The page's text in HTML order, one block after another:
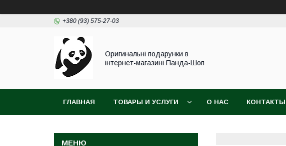
+380 (93) 575-27-03
Оригинальні подарунки в
інтернет-магазині Панда-Шоп
ГЛАВНАЯ ТОВАРЫ И УСЛУГИ О НАС КОНТАКТЫ